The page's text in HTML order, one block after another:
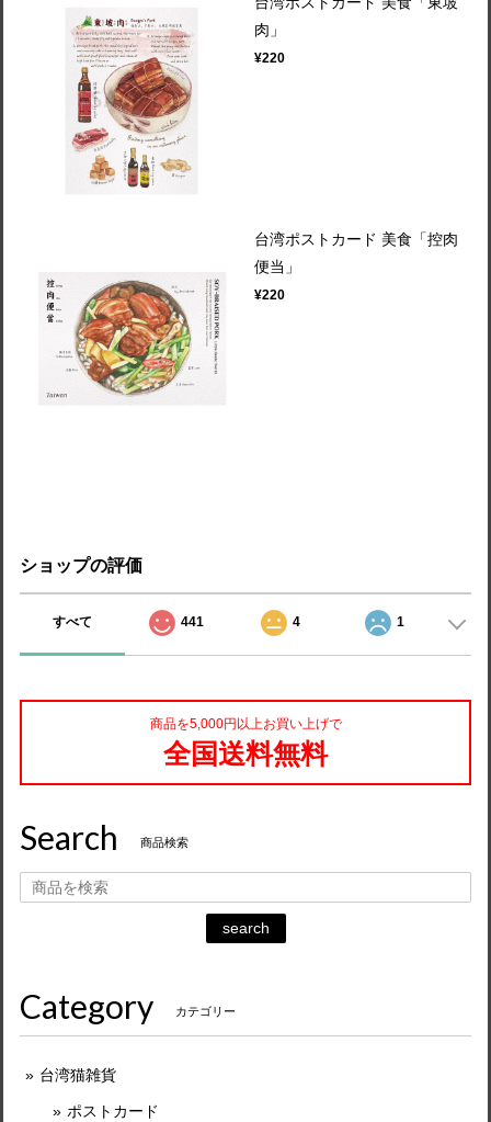
肉」
¥220
台湾ポストカード 美食「控肉
便当」
¥220
ショップの評価
すべて 441 4 1
商品を5,000円以上お買い上げで
全国送料無料
Search 商品検索
search
Category カテゴリー
台湾猫雑貨
ポストカード